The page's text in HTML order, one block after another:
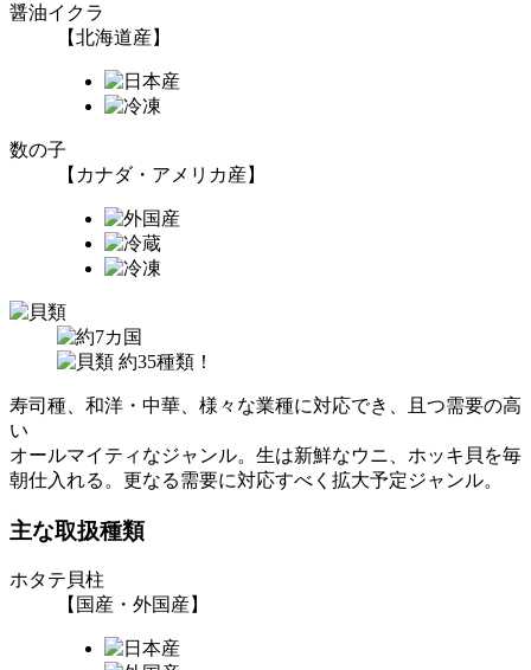
醤油イクラ
【北海道産】
数の子
【カナダ・アメリカ産】
寿司種、和洋・中華、様々な業種に対応でき、且つ需要の高
い
オールマイティなジャンル。生は新鮮なウニ、ホッキ貝を毎
朝仕入れる。更なる需要に対応すべく拡大予定ジャンル。
主な取扱種類
ホタテ貝柱
【国産・外国産】